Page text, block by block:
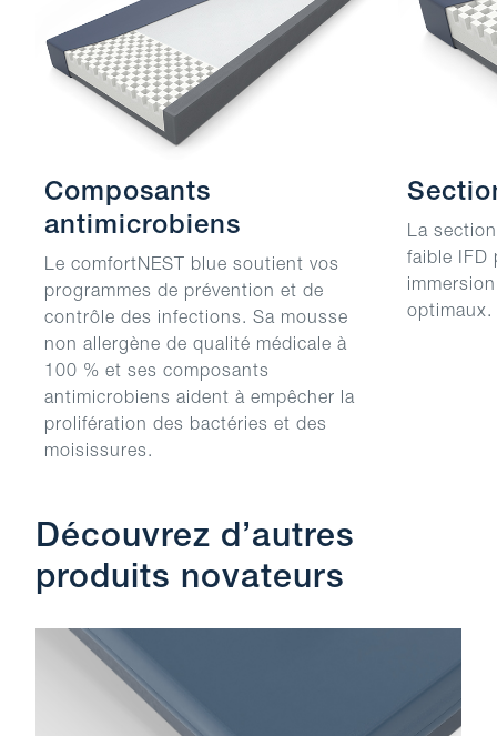
Composants
antimicrobiens
Le comfortNEST blue soutient vos
programmes de prévention et de
contrôle des infections. Sa mousse
non allergène de qualité médicale à
100 % et ses composants
antimicrobiens aident à empêcher la
prolifération des bactéries et des
moisissures.
La
faible IFD
optimaux.
Découvrez d’autres
produits novateurs